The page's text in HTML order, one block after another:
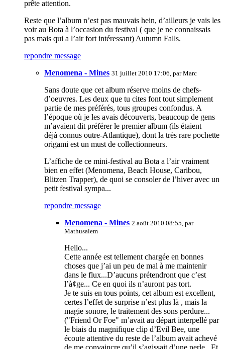
prête attention.
Reste que l’album n’est pas mauvais hein, d’ailleurs je vais les
voir au Bota à l’occasion du festival ( que je ne connaissais
pas mais qui a l’air fort intéressant) Autumn Falls.
repondre message
Menomena - Mines 31 juillet 2010 17:06, parMarc
Sans doute que cet album réserve moins de chefs-
d’oeuvres. Les deux que tu cites font tout simplement
partie de mes préférés, tous groupes confondus. A
l’époque où je les avais découverts, beaucoup de gens
m’avaient dit préférer le premier album (ils étaient
déjà connus outre-Atlantique), dont la très rare pochette
origami est un must de collectionneurs.
L’affiche de ce mini-festival au Bota a l’air vraiment
bien en effet (Menomena, Beach House, Caribou,
Blitzen Trapper), de quoi se consoler de l’hiver avec un
petit festival sympa...
repondre message
Menomena - Mines 2 août 2010 08:55, par
Mathusalem
Hello...
Cette année est tellement chargée en bonnes
choses que j’ai un peu de mal à me maintenir
dans le flux...D’aucuns prétendront que c’est
l’à¢ge... Ce en quoi ils n’auront pas tort.
Je te suis en tous points, cet album est excellent,
certes l’effet de surprise n’est plus là , mais la
magie sonore, le traitement des sons perdure...
("Friend Or Foe" m’avait au départ interpellé par
le biais du magnifique clip d’Evil Bee, une
écoute attentive du reste de l’album avait achevé
de me convaincre qu’il s’agissait d’une perle...Et